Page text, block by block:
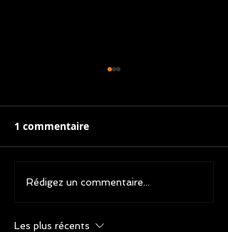
Promo : votre premier
gratuit !
1 commentaire
Rédigez un commentaire...
Les plus récents